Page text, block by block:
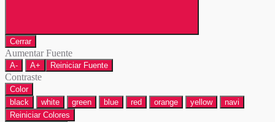
Cerrar
Aumentar Fuente
A- A+ Reiniciar Fuente
Contraste
Color
black
white green blue red orange yellow
navi
Reiniciar Colores